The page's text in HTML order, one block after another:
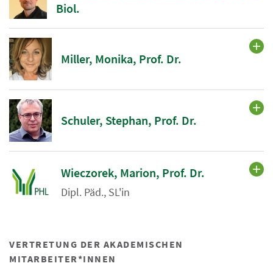
Biol.
Miller, Monika, Prof. Dr.
Schuler, Stephan, Prof. Dr.
Wieczorek, Marion, Prof. Dr.
Dipl. Päd., SL'in
VERTRETUNG DER AKADEMISCHEN
MITARBEITER*INNEN